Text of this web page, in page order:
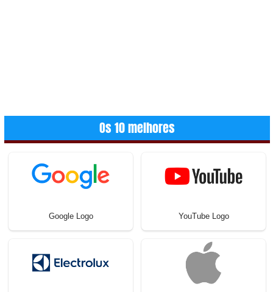
Os 10 melhores
Google Logo YouTube Logo